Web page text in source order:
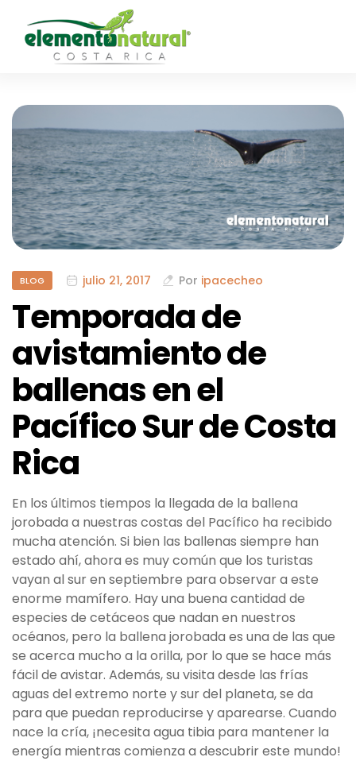
BLOG julio 21, 2017 Por ipacecheo
Temporada de
avistamiento de
ballenas en el
Pacífico Sur de Costa
Rica
En los últimos tiempos la llegada de la ballena
jorobada a nuestras costas del Pacífico ha recibido
mucha atención. Si bien las ballenas siempre han
estado ahí, ahora es muy común que los turistas
vayan al sur en septiembre para observar a este
enorme mamífero. Hay una buena cantidad de
especies de cetáceos que nadan en nuestros
océanos, pero la ballena jorobada es una de las que
se acerca mucho a la orilla, por lo que se hace más
fácil de avistar. Además, su visita desde las frías
aguas del extremo norte y sur del planeta, se da
para que puedan reproducirse y aparearse. Cuando
nace la cría, ¡necesita agua tibia para mantener la
energía mientras comienza a descubrir este mundo!